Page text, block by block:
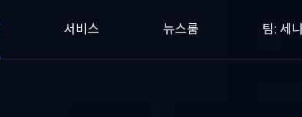
서비스 뉴스룸 팀: 세